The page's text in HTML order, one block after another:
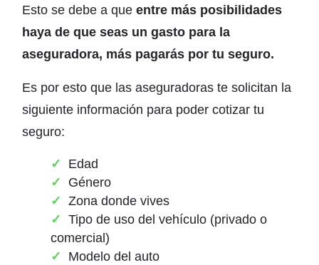
Esto se debe a que entre más posibilidades
haya de que seas un gasto para la
aseguradora, más pagarás por tu seguro.
Es por esto que las aseguradoras te solicitan la
siguiente información para poder cotizar tu
seguro:
Edad
Género
Zona donde vives
Tipo de uso del vehículo (privado o
comercial)
Modelo del auto